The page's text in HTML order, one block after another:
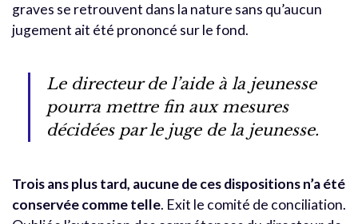
graves se retrouvent dans la nature sans qu’aucun
jugement ait été prononcé sur le fond.
Le directeur de l’aide à la jeunesse
pourra mettre fin aux mesures
décidées par le juge de la jeunesse.
Trois ans plus tard, aucune de ces dispositions n’a été
conservée comme telle. Exit le comité de conciliation.